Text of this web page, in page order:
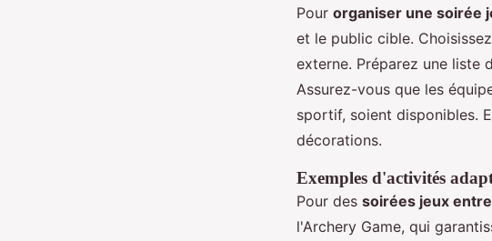
Pour organiser une soirée
et le public cible.
externe. Préparez une liste
Assurez-vous que les
sportif, soient disponibles.
décorations.
Exemples d'activités
Pour des soirées jeux
l'Archery Game, qui